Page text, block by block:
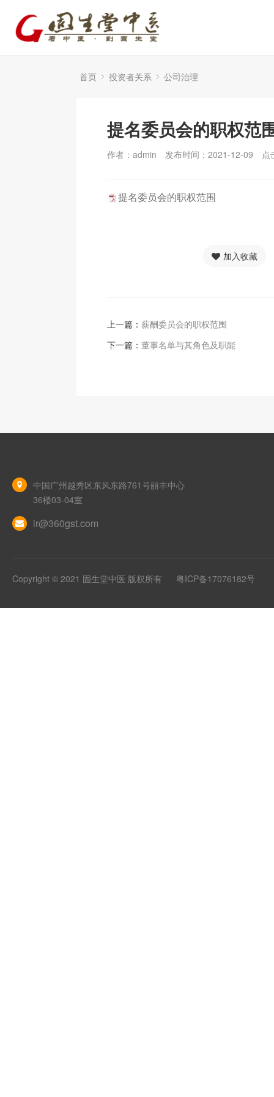
首页 投资者关系 公司治理
提名委员会的职权范
作者：admin 发布时间：2021-12-09 点
提名委员会的职权范围
加入收藏
上一篇： 薪酬委员会的职权范围
下一篇： 董事名单与其角色及职能
中国广州越秀区东风东路761号丽丰中心
36楼03-04室
ir@360gst.com
Copyright © 2021 固生堂中医 版权所有 粤ICP备17076182号